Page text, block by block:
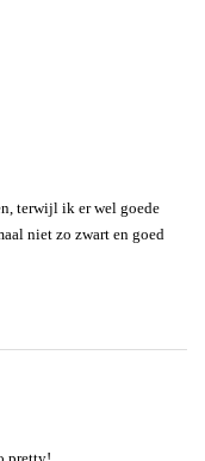
terwijl ik er wel goede
niet zo zwart en goed